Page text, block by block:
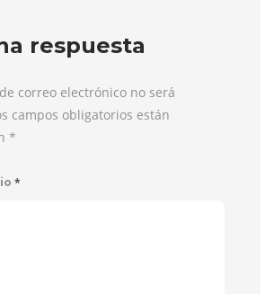
respuesta
correo electrónico no será
campos obligatorios están
*
*